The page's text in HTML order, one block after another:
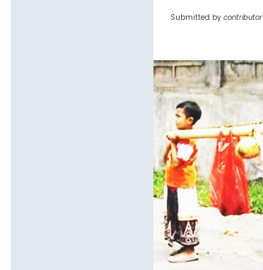
Submitted by contributor